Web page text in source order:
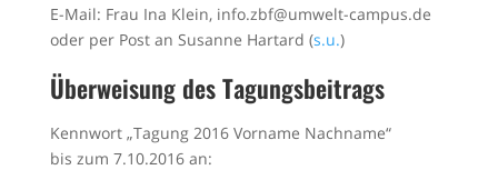
E-Mail: Frau Ina Klein, info.zbf@umwelt-campus.de
oder per Post an Susanne Hartard (s.u.)
Überweisung des Tagungsbeitrags
Kennwort „Tagung 2016 Vorname Nachname“
bis zum 7.10.2016 an: